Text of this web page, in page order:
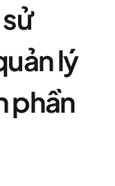
lý
phần